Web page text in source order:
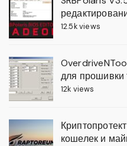
12.5k views
для прошивки
12k views
кошелек и